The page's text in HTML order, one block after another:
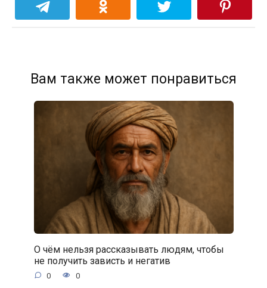
Вам также может понравиться
О чём нельзя рассказывать людям, чтобы
не получить зависть и негатив
0 0